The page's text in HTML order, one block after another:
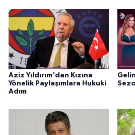
Aziz Yıldırım'dan Kızına
Yönelik Paylaşımlara Hukuki
Adım